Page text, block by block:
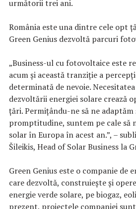
următorii trei ani.
România este una dintre cele opt
Green Genius dezvoltă parcuri
„Business-ul cu fotovoltaice este
acum și această tranziție a
determinată de nevoie.
dezvoltării energiei solare crează
țări. Permițându-ne să ne adaptăm
promptitudine, suntem pe cale să
solar în Europa în acest an.”, –
Šileikis, Head of Solar Business la
Green Genius este o companie de
care dezvoltă, construiește și
energie verde solare, pe biogaz,
prezent, proiectele companiei